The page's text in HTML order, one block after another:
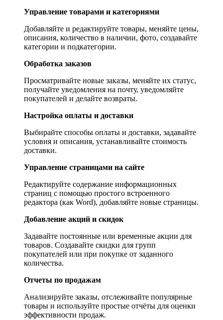
Управление товарами и категориями
Добавляйте и редактируйте товары, меняйте цены,
описания, количество в наличии, фото, создавайте
категории и подкатегории.
Обработка заказов
Просматривайте новые заказы, меняйте их статус,
получайте уведомления на почту, уведомляйте
покупателей и делайте возвраты.
Настройка оплаты и доставки
Выбирайте способы оплаты и доставки, задавайте
условия и описания, устанавливайте стоимость
доставки.
Управление страницами на сайте
Редактируйте содержание информационных
страниц с помощью простого встроенного
редактора (как Word), добавляйте новые страницы.
Добавление акций и скидок
Задавайте постоянные или временные акции для
товаров. Создавайте скидки для групп
покупателей или при покупке от заданного
количества.
Отчеты по продажам
Анализируйте заказы, отслеживайте популярные
товары и используйте простые отчёты для оценки
эффективности продаж.